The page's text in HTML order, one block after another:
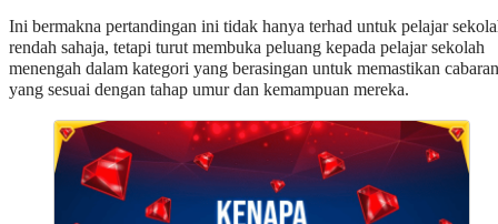
Ini bermakna pertandingan ini tidak hanya terhad untuk pelajar
rendah sahaja, tetapi turut membuka peluang kepada pelajar sekolah
menengah dalam kategori yang berasingan untuk memastikan cabaran
yang sesuai dengan tahap umur dan kemampuan mereka.